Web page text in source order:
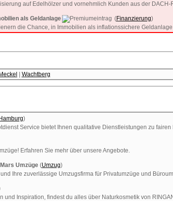
auf Edelhölzer und vornehmlich Kunden aus der DACH-
als Geldanlage (Finanzierung)
die Chance, in Immobilien als inflationssichere
Meckel Wachtberg
)
Service bietet Ihnen qualitative Dienstleistungen zu fairen
Erfahren Sie mehr über unsere Angebote.
Umzüge(Umzug)
Ihre zuverlässige Umzugsfirma für Privatumzüge und
und Inspiration, findest du alles über Naturkosmetik von